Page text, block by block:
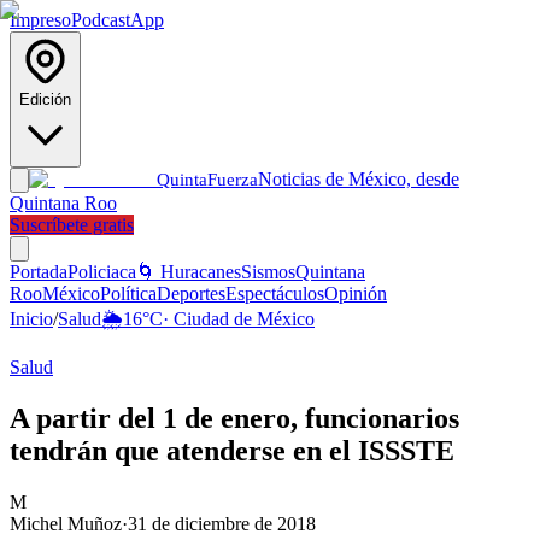
ImpresoPodcastApp
Edición
QuintaFuerzaNoticias de México, desde
Quintana Roo
Suscríbete gratis
PortadaPoliciaca 🌀 HuracanesSismosQuintana
RooMéxicoPolíticaDeportesEspectáculosOpinión
Inicio/Salud🌦️16°C· Ciudad de México
Salud
A partir del 1 de enero, funcionarios
tendrán que atenderse en el ISSSTE
M
Michel Muñoz·31 de diciembre de 2018